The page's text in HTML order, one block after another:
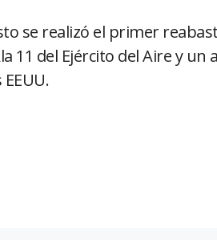
se realizó el primer
11 del Ejército del Aire y un